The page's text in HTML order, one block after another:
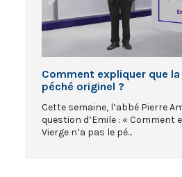
Comment expliquer que la
péché originel ?
Cette semaine, l’abbé Pierre
question d’Emile : « Comment
Vierge n’a pas le pé...